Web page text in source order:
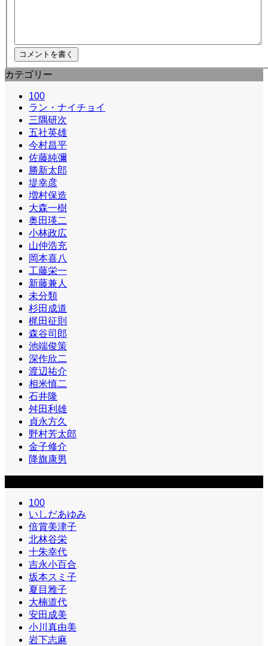
カテゴリー
100
ラン・ナイチョイ
三隅研次
五社英雄
今村昌平
佐藤純彌
勝新太郎
堤幸彦
増村保造
大森一樹
奥田瑛二
小林政広
山仲浩充
岡本喜八
工藤栄一
新藤兼人
未分類
杉田成道
梶田征則
森谷司郎
池端俊策
深作欣二
渡辺祐介
相米慎二
石井隆
舛田利雄
貞永方久
野村芳太郎
金子修介
降旗康男
100
いしだあゆみ
倍賞美津子
北林谷栄
十朱幸代
吉永小百合
坂本スミ子
夏目雅子
大楠道代
安田成美
小川真由美
岩下志麻